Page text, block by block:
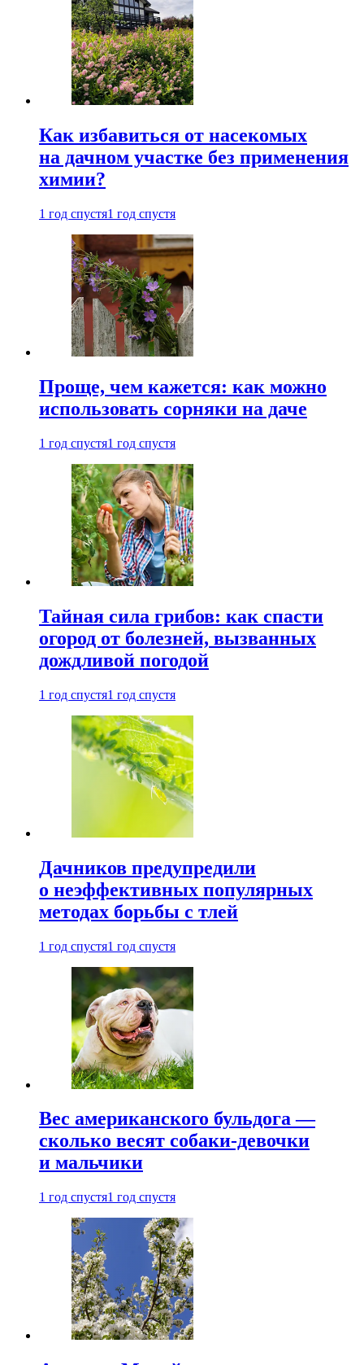
Как избавиться от насекомых
на дачном участке без применения
химии?
1 год спустя1 год спустя
Проще, чем кажется: как можно
использовать сорняки на даче
1 год спустя1 год спустя
Тайная сила грибов: как спасти
огород от болезней, вызванных
дождливой погодой
1 год спустя1 год спустя
Дачников предупредили
о неэффективных популярных
методах борьбы с тлей
1 год спустя1 год спустя
Вес американского бульдога —
сколько весят собаки-девочки
и мальчики
1 год спустя1 год спустя